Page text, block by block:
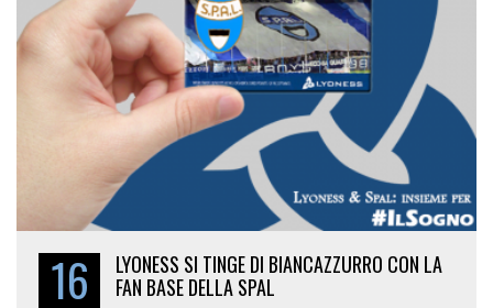
16
LYONESS SI TINGE DI BIANCAZZURRO CON LA
FAN BASE DELLA SPAL